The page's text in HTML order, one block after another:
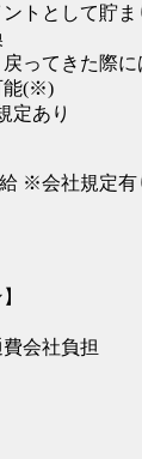
ントとして貯
戻ってきた際
能(※)
定あり
給 ※会社規定有
会社負担